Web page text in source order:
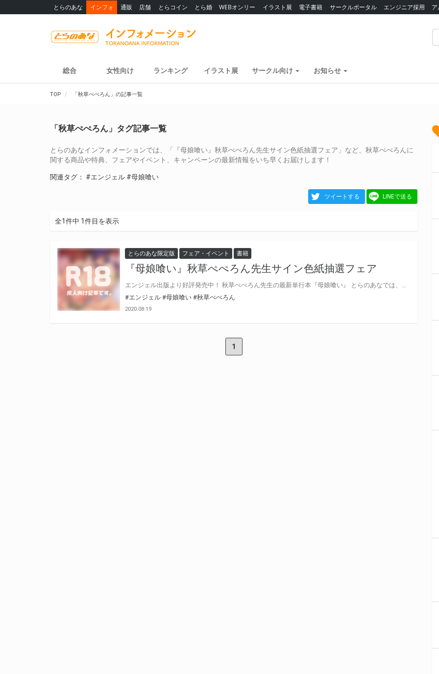
とらのあな インフォ 通販 店舗 とらコイン とら婚 WEBオンリー イラスト展 電子書籍 サークルポータル エンジニア採用
総合 女性向け ランキング イラスト展 サークル向け お知らせ
TOP 「秋草ぺぺろん」の記事一覧
「秋草ぺぺろん」タグ記事一覧
とらのあなインフォメーションでは、「『母娘喰い』秋草ぺぺろん先生サイン色紙抽選フェア」など、秋草ぺぺろんに
関する商品や特典、フェアやイベント、キャンペーンの最新情報をいち早くお届けします！
関連タグ： #エンジェル #母娘喰い
ツイートする LINEで送る
全1件中 1件目を表示
とらのあな限定版 フェア・イベント 書籍
『母娘喰い』秋草ぺぺろん先生サイン色紙抽選フェア
#エンジェル #母娘喰い #秋草ぺぺろん
2020.08.19
1